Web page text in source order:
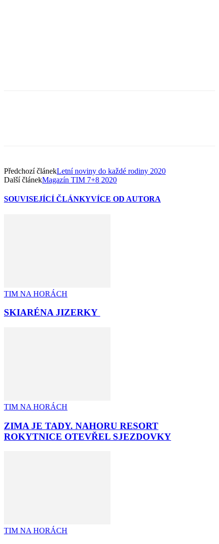
Předchozí článekLetní noviny do každé rodiny 2020
Další článekMagazín TIM 7+8 2020
SOUVISEJÍCÍ ČLÁNKYVÍCE OD AUTORA
TIM NA HORÁCH
SKIARÉNA JIZERKY
TIM NA HORÁCH
ZIMA JE TADY. NAHORU RESORT
ROKYTNICE OTEVŘEL SJEZDOVKY
TIM NA HORÁCH